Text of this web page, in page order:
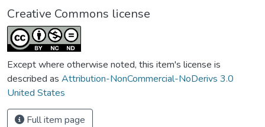
Creative Commons license
Except where otherwise noted, this item's license is
described as Attribution-NonCommercial-NoDerivs 3.0
United States
Full item page